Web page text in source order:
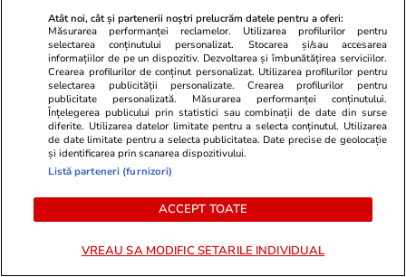
doborârea dronelor din Sfântu
Gheorghe și Padina
Știri România 13:16
Judecătoarea Raluca Moroșanu
a dat România în judecată la
CEDO după ce a fost exclusă
din două dosare în urma
documentarului Recorder
„Justiție capturată”
Atât noi, cât și partenerii noștri prelucrăm datele pentru a oferi:
Măsurarea performanței reclamelor. Utilizarea profilurilor pentru
selectarea conținutului personalizat. Stocarea și/sau accesarea
informațiilor de pe un dispozitiv. Dezvoltarea și îmbunătățirea serviciilor.
Crearea profilurilor de conținut personalizat. Utilizarea profilurilor pentru
selectarea publicității personalizate. Crearea profilurilor pentru
publicitate personalizată. Măsurarea performanței conținutului.
Înțelegerea publicului prin statistici sau combinații de date din surse
diferite. Utilizarea datelor limitate pentru a selecta conținutul. Utilizarea
de date limitate pentru a selecta publicitatea. Date precise de geolocație
și identificarea prin scanarea dispozitivului.
Listă parteneri (furnizori)
ACCEPT TOATE
VREAU SA MODIFIC SETARILE INDIVIDUAL